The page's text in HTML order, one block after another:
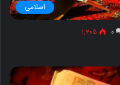
اسلامی
۰ ۱,۲۰۵